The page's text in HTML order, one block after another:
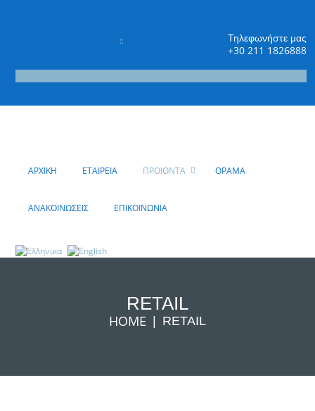
Τηλεφωνήστε μας
+30 211 1826888
ΑΡΧΙΚΗ ΕΤΑΙΡΕΙΑ ΠΡΟΙΟΝΤΑ ΟΡΑΜΑ
ΑΝΑΚΟΙΝΩΣΕΙΣ ΕΠΙΚΟΙΝΩΝΙΑ
RETAIL
HOME RETAIL